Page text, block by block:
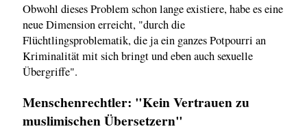
Obwohl dieses Problem schon lange existiere, habe es eine
neue Dimension erreicht, "durch die
Flüchtlingsproblematik, die ja ein ganzes Potpourri an
Kriminalität mit sich bringt und eben auch sexuelle
Übergriffe".
Menschenrechtler: "Kein Vertrauen zu
muslimischen Übersetzern"